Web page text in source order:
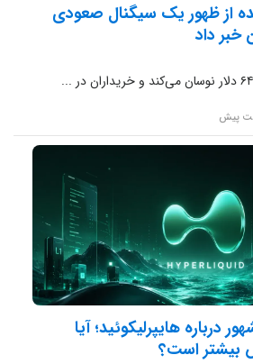
از ظهور یک سیگنال صعودی
خبر داد
درباره هایپرلیکوئید؛ آیا